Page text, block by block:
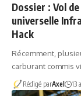
Dossier : Vol
universelle
Hack
Récemment,
carburant commis
Rédigé parAxel 13